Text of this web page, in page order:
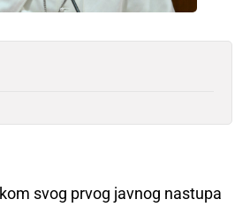
svog prvog javnog nastupa